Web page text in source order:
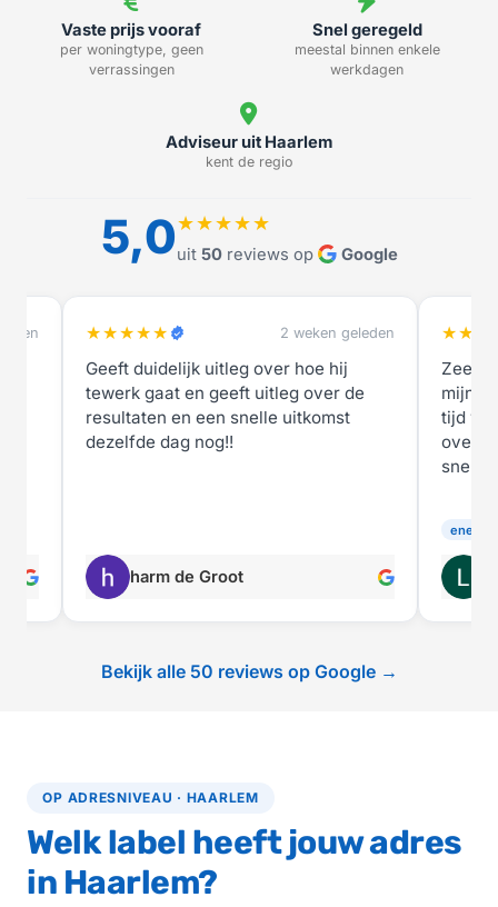
Vaste prijs vooraf
per woningtype, geen
verrassingen
Snel geregeld
meestal binnen enkele
werkdagen
Adviseur uit Haarlem
kent de regio
5,0★★★★★
uit 50reviews op Google
★★★★★ 1 maand geleden
Zeer tevreden over de wijze waarop
mijn nieuwe energielabel in zo'n korte
tijd werd vastgesteld: deskundig, goed
overleg wanneer dat nodig was en
Leo Haring
snelle
Bekijk alle 50 reviews op Google →
OP ADRESNIVEAU · HAARLEM
Welk label heeft jouw adres
in Haarlem?